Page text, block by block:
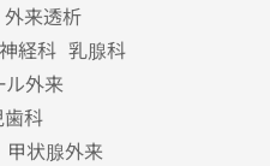
外来透析
神経科 乳腺科
ル外来
科
甲状腺外来